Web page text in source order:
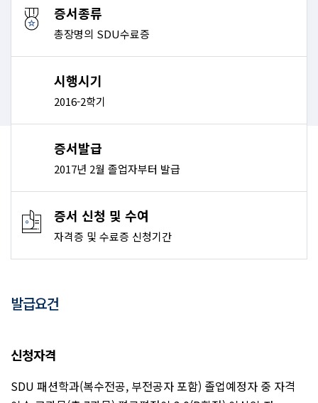
증서종류
총장명의 SDU수료증
시행시기
2016-2학기
증서발급
2017년 2월 졸업자부터 발급
증서 신청 및 수여
자격증 및 수료증 신청기간
발급요건
신청자격
SDU 패션학과(복수전공, 부전공자 포함) 졸업예정자 중 자격